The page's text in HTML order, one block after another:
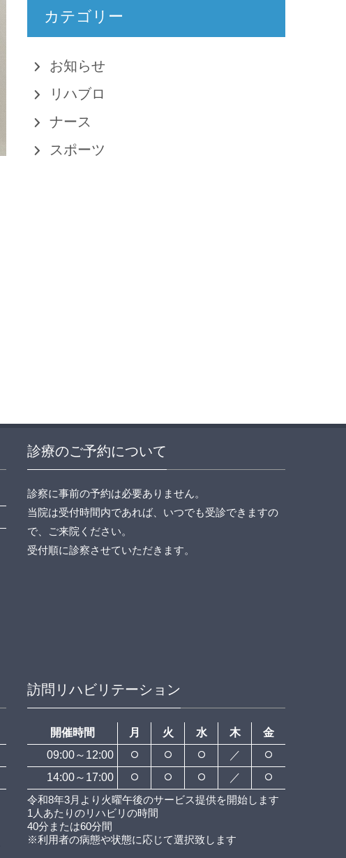
カテゴリー
お知らせ
リハブロ
ナース
スポーツ
診療のご予約について
診察に事前の予約は必要ありません。
当院は受付時間内であれば、いつでも受診できますの
で、ご来院ください。
受付順に診察させていただきます。
訪問リハビリテーション
開催時間 月 火 水 木
金
09:00～12:00
／
14:00～17:00
／
令和8年3月より火曜午後のサービス提供を開始します
1人あたりのリハビリの時間
40分または60分間
※利用者の病態や状態に応じて選択致します